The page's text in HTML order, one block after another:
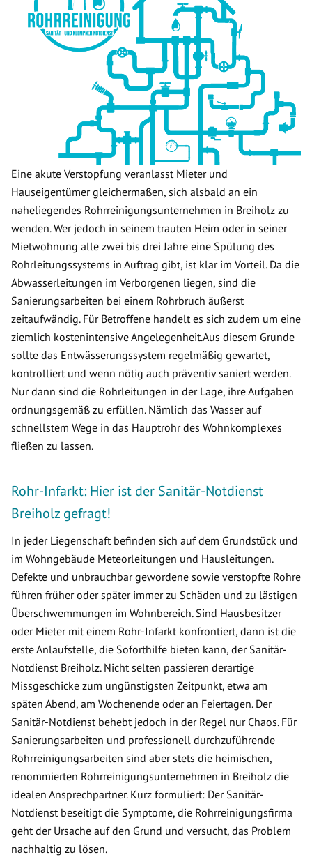
Eine akute Verstopfung veranlasst Mieter und
Hauseigentümer gleichermaßen, sich alsbald an ein
naheliegendes Rohrreinigungsunternehmen in Breiholz zu
wenden. Wer jedoch in seinem trauten Heim oder in seiner
Mietwohnung alle zwei bis drei Jahre eine Spülung des
Rohrleitungssystems in Auftrag gibt, ist klar im Vorteil. Da die
Abwasserleitungen im Verborgenen liegen, sind die
Sanierungsarbeiten bei einem Rohrbruch äußerst
zeitaufwändig. Für Betroffene handelt es sich zudem um eine
ziemlich kostenintensive Angelegenheit.Aus diesem Grunde
sollte das Entwässerungssystem regelmäßig gewartet,
kontrolliert und wenn nötig auch präventiv saniert werden.
Nur dann sind die Rohrleitungen in der Lage, ihre Aufgaben
ordnungsgemäß zu erfüllen. Nämlich das Wasser auf
schnellstem Wege in das Hauptrohr des Wohnkomplexes
fließen zu lassen.
Rohr-Infarkt: Hier ist der Sanitär-Notdienst
Breiholz gefragt!
In jeder Liegenschaft befinden sich auf dem Grundstück und
im Wohngebäude Meteorleitungen und Hausleitungen.
Defekte und unbrauchbar gewordene sowie verstopfte Rohre
führen früher oder später immer zu Schäden und zu lästigen
Überschwemmungen im Wohnbereich. Sind Hausbesitzer
oder Mieter mit einem Rohr-Infarkt konfrontiert, dann ist die
erste Anlaufstelle, die Soforthilfe bieten kann, der Sanitär-
Notdienst Breiholz. Nicht selten passieren derartige
Missgeschicke zum ungünstigsten Zeitpunkt, etwa am
späten Abend, am Wochenende oder an Feiertagen. Der
Sanitär-Notdienst behebt jedoch in der Regel nur Chaos. Für
Sanierungsarbeiten und professionell durchzuführende
Rohrreinigungsarbeiten sind aber stets die heimischen,
renommierten Rohrreinigungsunternehmen in Breiholz die
idealen Ansprechpartner. Kurz formuliert: Der Sanitär-
Notdienst beseitigt die Symptome, die Rohrreinigungsfirma
geht der Ursache auf den Grund und versucht, das Problem
nachhaltig zu lösen.